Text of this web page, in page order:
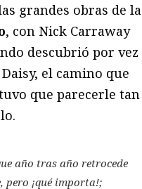
grandes obras de la
, con Nick Carraway
descubrió por vez
el camino que
que parecerle tan
año tras año retrocede
pero ¡qué importa!;